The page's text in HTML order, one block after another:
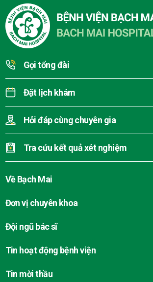
Gọi tổng đài
Đặt lịch khám
Hỏi đáp cùng chuyên gia
Tra cứu kết quả xét nghiệm
Về Bạch Mai
Đơn vị chuyên khoa
Đội ngũ bác sĩ
Tin hoạt động bệnh viện
Tin mời thầu